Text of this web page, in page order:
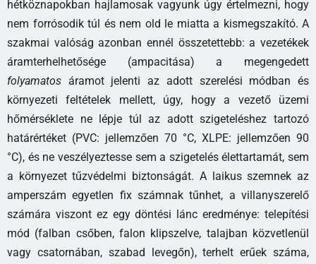
hétköznapokban hajlamosak vagyunk úgy értelmezni, hogy
nem forrósodik túl és nem old le miatta a kismegszakító. A
szakmai valóság azonban ennél összetettebb: a vezetékek
áramterhelhetősége (ampacitása) a megengedett
folyamatos áramot jelenti az adott szerelési módban és
környezeti feltételek mellett, úgy, hogy a vezető üzemi
hőmérséklete ne lépje túl az adott szigeteléshez tartozó
határértéket (PVC: jellemzően 70 °C, XLPE: jellemzően 90
°C), és ne veszélyeztesse sem a szigetelés élettartamát, sem
a környezet tűzvédelmi biztonságát. A laikus szemnek az
amperszám egyetlen fix számnak tűnhet, a villanyszerelő
számára viszont ez egy döntési lánc eredménye: telepítési
mód (falban csőben, falon klipszelve, talajban közvetlenül
vagy csatornában, szabad levegőn), terhelt erűek száma,